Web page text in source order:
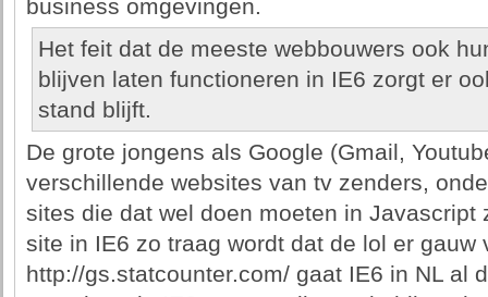
business omgevingen.
Het feit dat de meeste webbouwers ook
blijven laten functioneren in IE6 zorgt er
stand blijft.
De grote jongens als Google (Gmail,
verschillende websites van tv zenders,
sites die dat wel doen moeten in Javascript
site in IE6 zo traag wordt dat de lol er gauw
http://gs.statcounter.com/ gaat IE6 in NL al